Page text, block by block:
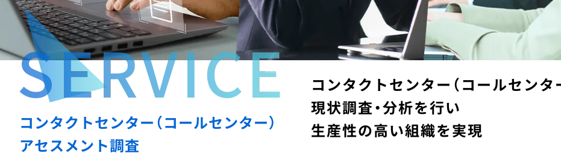
受注管理代行
テクニカルサポート
アンケート調査代行 オペ
カスタ
ント
（カス
カスハラ研修
コールセンターの
お客様の声（VoC）分析
クレーム
（お客様の声）対応
コンタクトセンター（コールセンター）
アセスメント調査
コンタクトセンター（コールセンタ
現状調査・分析を行い
生産性の高い組織を実現